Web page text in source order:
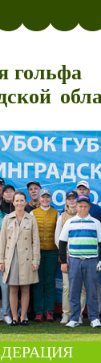
гольфа